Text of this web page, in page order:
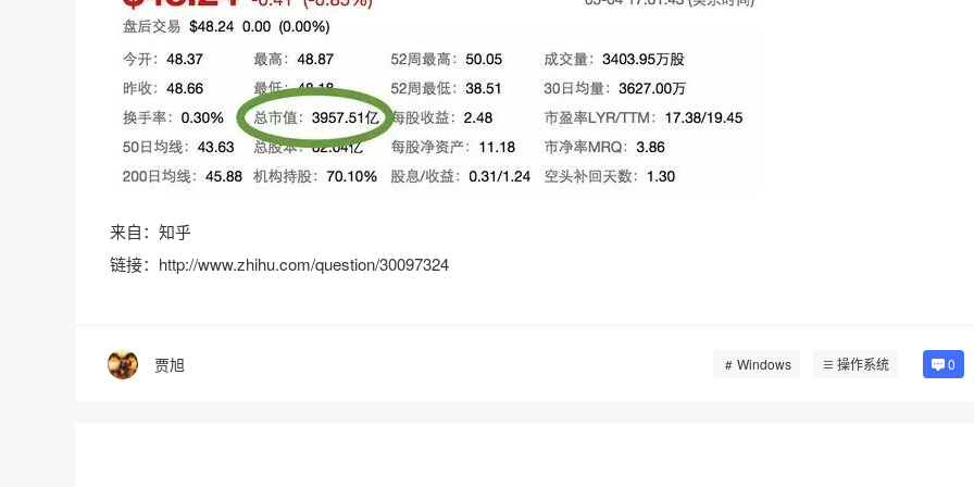
来自：知乎
链接：http://www.zhihu.com/question/30097324
贾旭 Windows 操作系统 0